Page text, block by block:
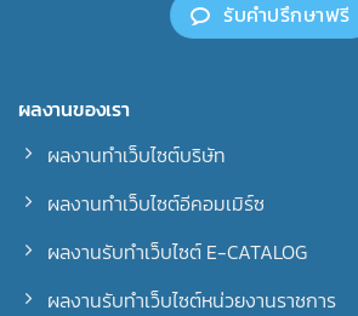
รับคำปรึกษาฟรี
ผลงานของเรา
ผลงานทำเว็บไซต์บริษัท
ผลงานทำเว็บไซต์อีคอมเมิร์ซ
ผลงานรับทำเว็บไซต์ E-CATALOG
ผลงานรับทำเว็บไซต์หน่วยงานราชการ